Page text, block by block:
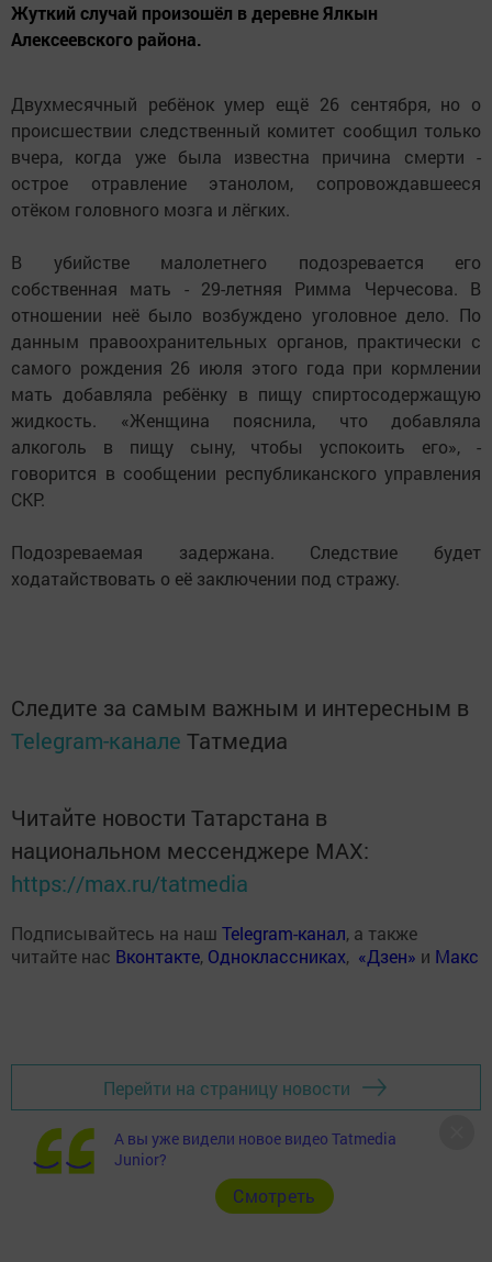
Жуткий случай произошёл в деревне Ялкын
Алексеевского района.
Двухмесячный ребёнок умер ещё 26 сентября, но о
происшествии следственный комитет сообщил только
вчера, когда уже была известна причина смерти -
острое отравление этанолом, сопровождавшееся
отёком головного мозга и лёгких.
В убийстве малолетнего подозревается его
собственная мать - 29-летняя Римма Черчесова. В
отношении неё было возбуждено уголовное дело. По
данным правоохранительных органов, практически с
самого рождения 26 июля этого года при кормлении
мать добавляла ребёнку в пищу спиртосодержащую
жидкость. «Женщина пояснила, что добавляла
алкоголь в пищу сыну, чтобы успокоить его», -
говорится в сообщении республиканского управления
СКР.
Подозреваемая задержана. Следствие будет
ходатайствовать о её заключении под стражу.
Следите за самым важным и интересным в
Telegram-канале Татмедиа
Читайте новости Татарстана в
национальном мессенджере MАХ:
https://max.ru/tatmedia
Подписывайтесь на наш Telegram-канал, а также
читайте нас Вконтакте, Одноклассниках, «Дзен» и Макс
Перейти на страницу новости
А вы уже видели новое видео Tatmedia
Junior?
Cмотреть